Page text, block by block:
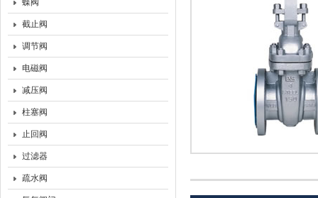
蝶阀
截止阀
调节阀
电磁阀
减压阀
柱塞阀
止回阀
过滤器
疏水阀